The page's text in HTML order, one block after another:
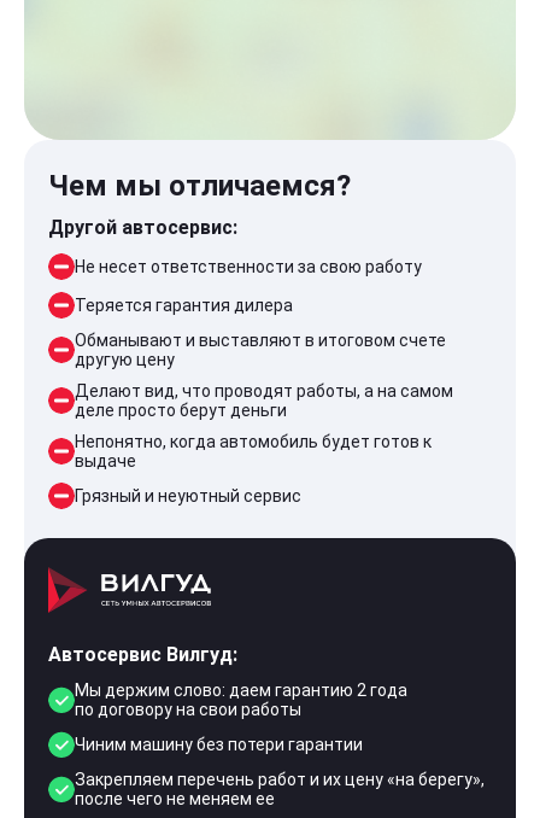
Чем мы отличаемся?
Другой автосервис:
Не несет ответственности за свою работу
Теряется гарантия дилера
Обманывают и выставляют в итоговом счете
другую цену
Делают вид, что проводят работы, а на самом
деле просто берут деньги
Непонятно, когда автомобиль будет готов к
выдаче
Грязный и неуютный сервис
Автосервис Вилгуд:
Мы держим слово: даем гарантию 2 года
по договору на свои работы
Чиним машину без потери гарантии
Закрепляем перечень работ и их цену «на берегу»,
после чего не меняем ее